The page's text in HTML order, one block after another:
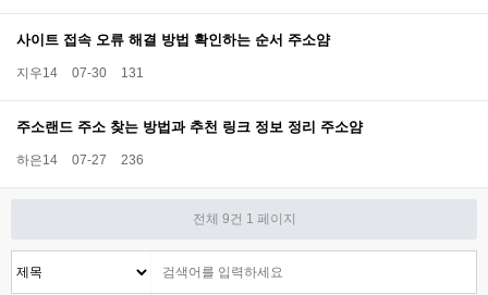
사이트 접속 오류 해결 방법 확인하는 순서 주소얌
지우14 07-30 131
주소랜드 주소 찾는 방법과 추천 링크 정보 정리 주소얌
하은14 07-27 236
전체 9건 1 페이지